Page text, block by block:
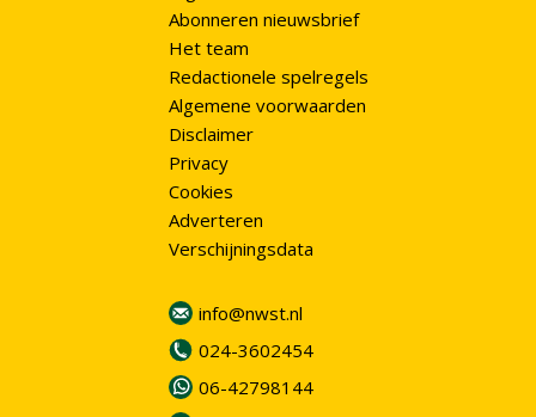
Abonneren nieuwsbrief
Het team
Redactionele spelregels
Algemene voorwaarden
Disclaimer
Privacy
Cookies
Adverteren
Verschijningsdata
info@nwst.nl
024-3602454
06-42798144